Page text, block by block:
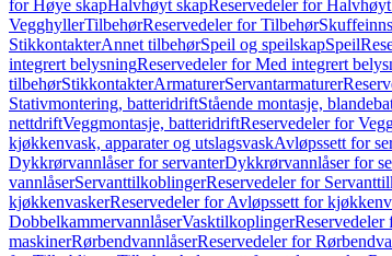
for Høye skapHalvhøyt skapReservedeler for
VegghyllerTilbehørReservedeler for Tilbehør
StikkontakterAnnet tilbehørSpeil og speilskapSpeil
integrert belysningReservedeler for Med integrert
tilbehørStikkontakterArmaturerServantarmaturer
Stativmontering, batteridriftStående montasje,
nettdriftVeggmontasje, batteridriftReservedeler for
kjøkkenvask, apparater og utslagsvaskAvløpssett for
Dykkrørvannlåser for servanterDykkrørvannlåser for
vannlåserServanttilkoblingerReservedeler for
kjøkkenvaskerReservedeler for Avløpssett for
DobbelkammervannlåserVasktilkoplinger
maskinerRørbendvannlåserReservedeler for